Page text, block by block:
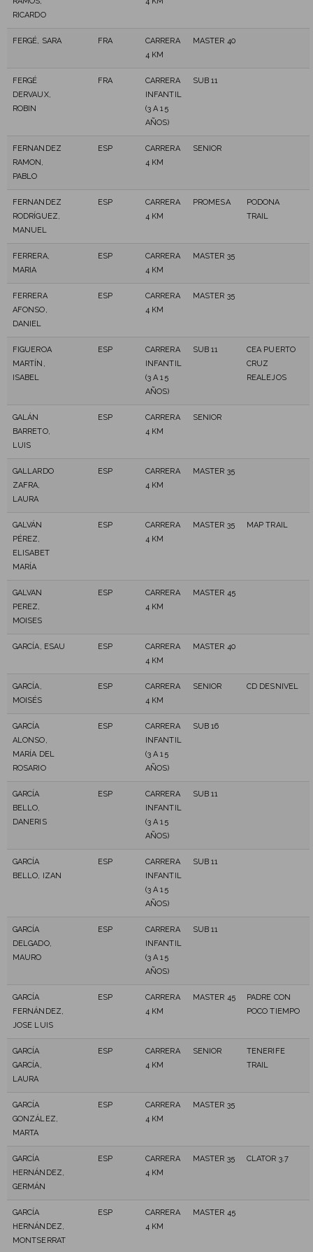
RICARDO
FERGÉ, SARA FRA
CARRERA
4 KM
MASTER 40
FERGÉ
DERVAUX,
ROBIN
FRA
CARRERA
INFANTIL
(3 A 15
AÑOS)
SUB 11
FERNANDEZ
RAMON,
PABLO
ESP
CARRERA
4 KM
SENIOR
FERNANDEZ
RODRÍGUEZ,
MANUEL
ESP
CARRERA
4 KM
PROMESA
PODONA
TRAIL
FERRERA,
MARIA
ESP
CARRERA
4 KM
MASTER 35
FERRERA
AFONSO,
DANIEL
ESP
CARRERA
4 KM
MASTER 35
FIGUEROA
MARTÍN,
ISABEL
ESP
CARRERA
INFANTIL
(3 A 15
AÑOS)
SUB 11
CEA PUERTO
CRUZ
REALEJOS
GALÁN
BARRETO,
LUIS
ESP
CARRERA
4 KM
SENIOR
GALLARDO
ZAFRA,
LAURA
ESP
CARRERA
4 KM
MASTER 35
GALVÁN
PÉREZ,
ELISABET
MARÍA
ESP
CARRERA
4 KM
MASTER 35 MAP TRAIL
GALVAN
PEREZ,
MOISES
ESP
CARRERA
4 KM
MASTER 45
GARCÍA, ESAU ESP
CARRERA
4 KM
MASTER 40
GARCÍA,
MOISÉS
ESP
CARRERA
4 KM
SENIOR CD DESNIVEL
GARCÍA
ALONSO,
MARÍA DEL
ROSARIO
ESP
CARRERA
INFANTIL
(3 A 15
AÑOS)
SUB 16
GARCÍA
BELLO,
DANERIS
ESP
CARRERA
INFANTIL
(3 A 15
AÑOS)
SUB 11
GARCÍA
BELLO, IZAN
ESP
CARRERA
INFANTIL
(3 A 15
AÑOS)
SUB 11
GARCÍA
DELGADO,
MAURO
ESP
CARRERA
INFANTIL
(3 A 15
AÑOS)
SUB 11
GARCÍA
FERNÁNDEZ,
JOSE LUIS
ESP
CARRERA
4 KM
MASTER 45
PADRE CON
POCO TIEMPO
GARCÍA
GARCÍA,
LAURA
ESP
CARRERA
4 KM
SENIOR
TENERIFE
TRAIL
GARCÍA
GONZÁLEZ,
MARTA
ESP
CARRERA
4 KM
MASTER 35
GARCÍA
HERNÁNDEZ,
GERMÁN
ESP
CARRERA
4 KM
MASTER 35 CLATOR 3.7
GARCÍA
HERNÁNDEZ,
MONTSERRAT
ESP
CARRERA
4 KM
MASTER 45